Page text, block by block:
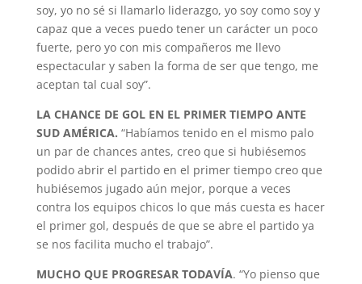
soy, yo no sé si llamarlo liderazgo, yo soy como soy y
capaz que a veces puedo tener un carácter un poco
fuerte, pero yo con mis compañeros me llevo
espectacular y saben la forma de ser que tengo, me
aceptan tal cual soy”.
LA CHANCE DE GOL EN EL PRIMER TIEMPO ANTE
SUD AMÉRICA. “Habíamos tenido en el mismo palo
un par de chances antes, creo que si hubiésemos
podido abrir el partido en el primer tiempo creo que
hubiésemos jugado aún mejor, porque a veces
contra los equipos chicos lo que más cuesta es hacer
el primer gol, después de que se abre el partido ya
se nos facilita mucho el trabajo”.
MUCHO QUE PROGRESAR TODAVÍA. “Yo pienso que